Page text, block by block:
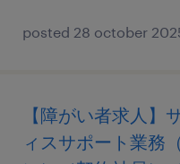
posted 28 october
【障がい者求人】
ィスサポート業務